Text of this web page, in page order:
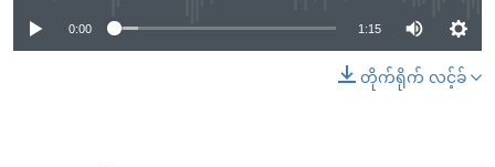
0:00 1:15
တိုက်ရိုက် လင့်ခ်